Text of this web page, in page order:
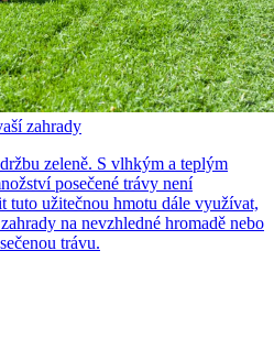
zahrady
zeleně. S vlhkým a teplým
posečené trávy není
tuto užitečnou hmotu dále využívat,
na nevzhledné hromadě nebo
trávu.